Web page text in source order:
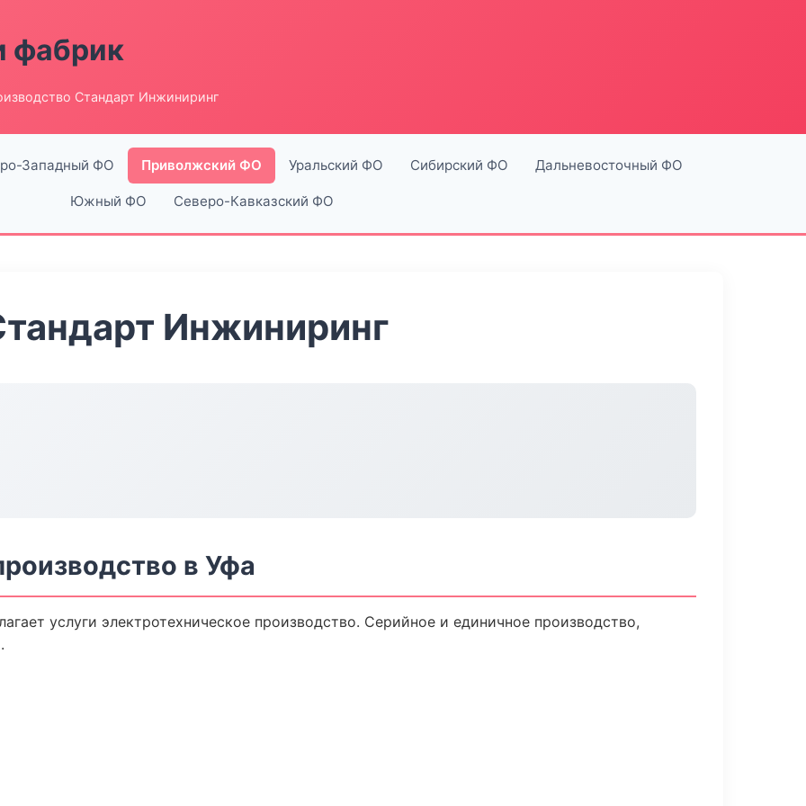
фабрик
Стандарт Инжиниринг
Западный ФО Приволжский ФО Уральский ФО Сибирский ФО Дальневосточный ФО
Южный ФО Северо-Кавказский ФО
Инжиниринг
в Уфа
услуги электротехническое производство. Серийное и единичное производство,